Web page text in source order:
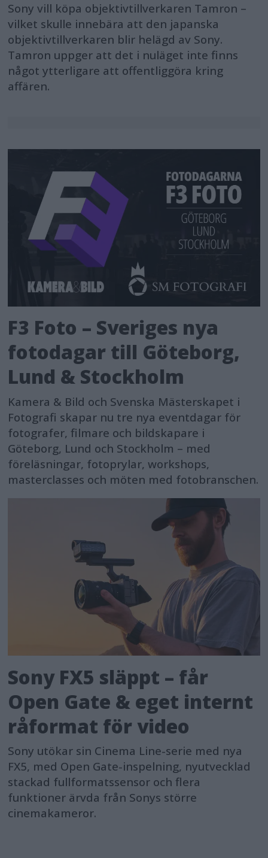
Sony vill köpa objektivtillverkaren Tamron –
vilket skulle innebära att den japanska
objektivtillverkaren blir helägd av Sony.
Tamron uppger att det i nuläget inte finns
något ytterligare att offentliggöra kring
affären.
F3 Foto – Sveriges nya
fotodagar till Göteborg,
Lund & Stockholm
Kamera & Bild och Svenska Mästerskapet i
Fotografi skapar nu tre nya eventdagar för
fotografer, filmare och bildskapare i
Göteborg, Lund och Stockholm – med
föreläsningar, fotoprylar, workshops,
masterclasses och möten med fotobranschen.
Sony FX5 släppt – får
Open Gate & eget internt
råformat för video
Sony utökar sin Cinema Line-serie med nya
FX5, med Open Gate-inspelning, nyutvecklad
stackad fullformatssensor och flera
funktioner ärvda från Sonys större
cinemakameror.